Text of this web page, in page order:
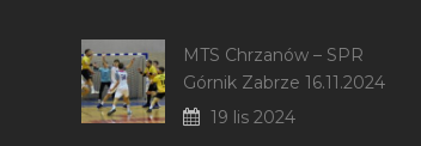
MTS Chrzanów – SPR
Górnik Zabrze 16.11.2024
19 lis 2024